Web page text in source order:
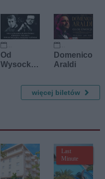
23 września 2026
Od
Wysockie
Kaczmars
30 października 2026
Domenico
Araldi
więcej biletów
Last
Minute